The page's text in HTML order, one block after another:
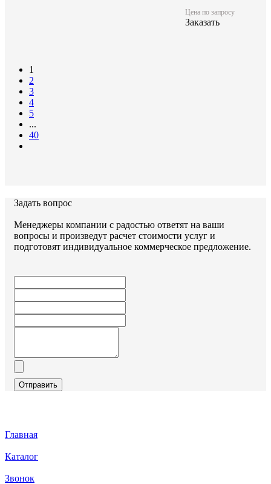
Цена по запросу
Заказать
1
2
3
4
5
...
40
Задать вопрос
Менеджеры компании с радостью ответят на ваши
вопросы и произведут расчет стоимости услуг и
подготовят индивидуальное коммерческое предложение.
Отправить
Главная
Каталог
Звонок